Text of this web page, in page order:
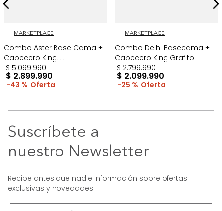
MARKETPLACE
Combo Aster Base Cama +
Cabecero King
Taupe/Madera
$ 5.099.990
$ 2.899.990
43 %
MARKETPLACE
Combo Delhi Basecama +
Cabecero King Grafito
$ 2.799.990
$ 2.099.990
25 %
Suscríbete a
nuestro Newsletter
Recibe antes que nadie información sobre ofertas
exclusivas y novedades.